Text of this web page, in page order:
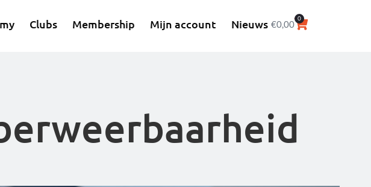
Clubs Membership Mijn account Nieuws €0,00
0